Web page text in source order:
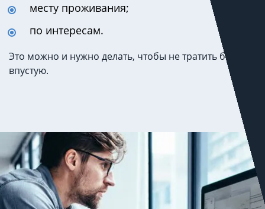
месту проживания;
по интересам.
Это можно и нужно делать, чтобы не тратить бюджет
впустую.